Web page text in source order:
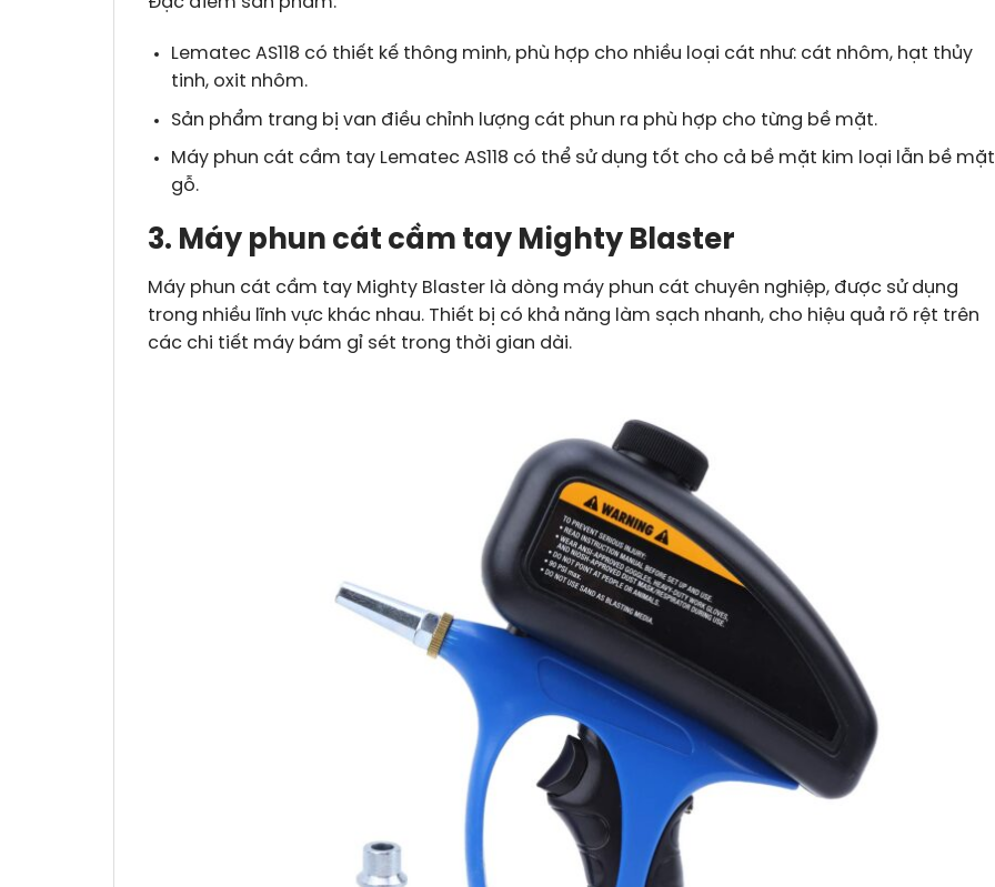
Lematec AS118 có thiết kế thông minh, phù hợp cho nhiều loại cát như: cát nhôm, hạt thủy
tinh, oxit nhôm.
Sản phẩm trang bị van điều chỉnh lượng cát phun ra phù hợp cho từng bề mặt.
Máy phun cát cầm tay Lematec AS118 có thể sử dụng tốt cho cả bề mặt kim loại lẫn bề mặt
gỗ.
3. Máy phun cát cầm tay Mighty Blaster
Máy phun cát cầm tay Mighty Blaster là dòng máy phun cát chuyên nghiệp, được sử dụng
trong nhiều lĩnh vực khác nhau. Thiết bị có khả năng làm sạch nhanh, cho hiệu quả rõ rệt trên
các chi tiết máy bám gỉ sét trong thời gian dài.